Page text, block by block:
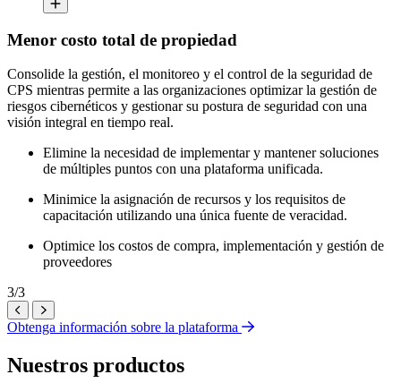
Menor costo total de propiedad
Consolide la gestión, el monitoreo y el control de la seguridad de
CPS mientras permite a las organizaciones optimizar la gestión de
riesgos cibernéticos y gestionar su postura de seguridad con una
visión integral en tiempo real.
Elimine la necesidad de implementar y mantener soluciones
de múltiples puntos con una plataforma unificada.
Minimice la asignación de recursos y los requisitos de
capacitación utilizando una única fuente de veracidad.
Optimice los costos de compra, implementación y gestión de
proveedores
3/3
AnteriorSiguiente
Obtenga información sobre la plataforma
Nuestros productos